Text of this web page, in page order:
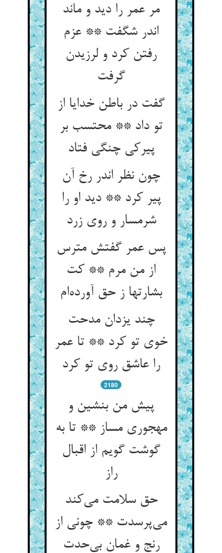
مر عمر را دید و ماند
اندر شگفت ** عزم
رفتن کرد و لرزیدن
گفت در باطن خدایا از
تو داد ** محتسب بر
پیرکی چنگی فتاد
چون نظر اندر رخ آن
پیر کرد ** دید او را
شرمسار و روی زرد
پس عمر گفتش مترس
از من مرم ** کت
چند یزدان مدحت
خوی تو کرد ** تا عمر
را عاشق روی تو کرد
2180
پیش من بنشین و
مهجوری مساز ** تا به
گوشت گویم از اقبال
راز
حق سلامت می‌‌کند
می‌‌پرسدت ** چونی از
رنج و غمان بی‌‌حدت‌‌